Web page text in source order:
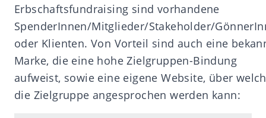
Erbschaftsfundraising sind vorhandene
SpenderInnen/Mitglieder/Stakeholder/
oder Klienten. Von Vorteil sind auch eine
Marke, die eine hohe Zielgruppen-Bindung
aufweist, sowie eine eigene Website, über
die Zielgruppe angesprochen werden kann: